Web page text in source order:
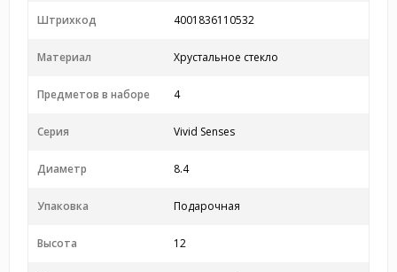
Штрихкод 4001836110532
Материал Хрустальное стекло
Предметов в наборе 4
Серия Vivid Senses
Диаметр 8.4
Упаковка Подарочная
Высота 12